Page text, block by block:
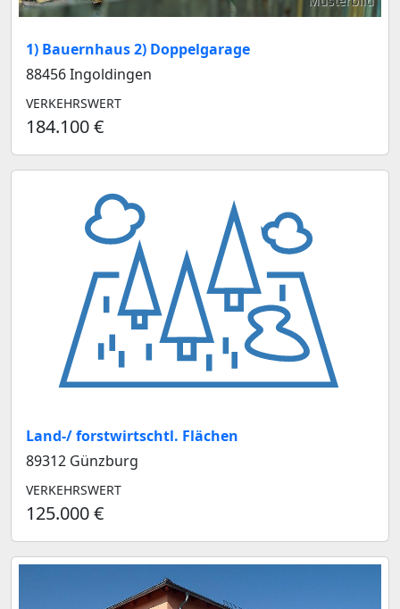
1) Bauernhaus 2) Doppelgarage
88456 Ingoldingen
VERKEHRSWERT
184.100 €
Land-/ forstwirtschtl. Flächen
89312 Günzburg
VERKEHRSWERT
125.000 €